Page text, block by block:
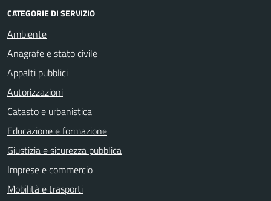
CATEGORIE DI SERVIZIO
Ambiente
Anagrafe e stato civile
Appalti pubblici
Autorizzazioni
Catasto e urbanistica
Educazione e formazione
Giustizia e sicurezza pubblica
Imprese e commercio
Mobilità e trasporti